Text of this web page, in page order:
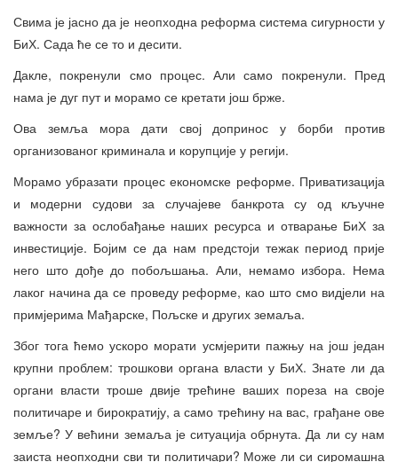
Свима је јасно да је неопходна реформа система сигурности у
БиХ. Сада ће се то и десити.
Дакле, покренули смо процес. Али само покренули. Пред
нама је дуг пут и морамо се кретати још брже.
Ова земља мора дати свој допринос у борби против
организованог криминала и корупције у регији.
Морамо убразати процес економске реформе. Приватизација
и модерни судови за случајеве банкрота су од кључне
важности за ослобађање наших ресурса и отварање БиХ за
инвестиције. Бојим се да нам предстоји тежак период прије
него што дође до побољшања. Али, немамо избора. Нема
лаког начина да се проведу реформе, као што смо видјели на
примјерима Мађарске, Пољске и других земаља.
Због тога ћемо ускоро морати усмјерити пажњу на још један
крупни проблем: трошкови органа власти у БиХ. Знате ли да
органи власти троше двије трећине ваших пореза на своје
политичаре и бирократију, а само трећину на вас, грађане ове
земље? У већини земаља је ситуација обрнута. Да ли су нам
заиста неопходни сви ти политичари? Може ли си сиромашна